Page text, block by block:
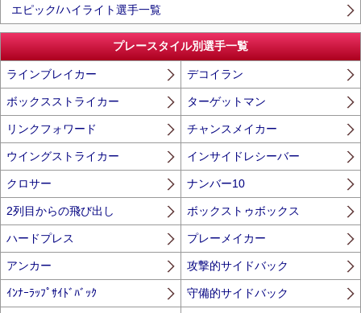
エピック/ハイライト選手一覧
プレースタイル別選手一覧
ラインブレイカー デコイラン
ボックスストライカー ターゲットマン
リンクフォワード チャンスメイカー
ウイングストライカー インサイドレシーバー
クロサー ナンバー10
2列目からの飛び出し ボックストゥボックス
ハードプレス プレーメイカー
アンカー 攻撃的サイドバック
ｲﾝﾅｰﾗｯﾌﾟｻｲﾄﾞﾊﾞｯｸ 守備的サイドバック